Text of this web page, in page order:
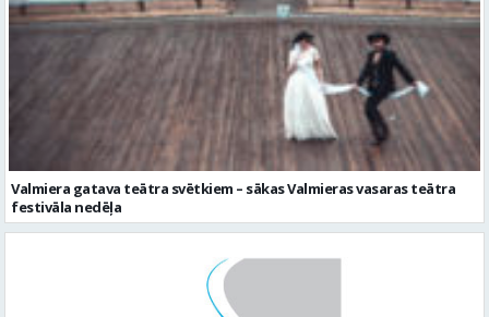
Valmiera gatava teātra svētkiem – sākas Valmieras vasaras teātra
festivāla nedēļa